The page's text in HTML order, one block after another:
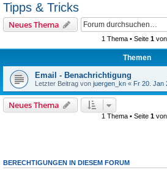
Tipps & Tricks
Neues Thema
1 Thema • Seite 1 von
Themen
Email - Benachrichtigung
Letzter Beitrag von juergen_kn « Fr 20. Jan
Neues Thema
1 Thema • Seite 1 von
BERECHTIGUNGEN IN DIESEM FORUM